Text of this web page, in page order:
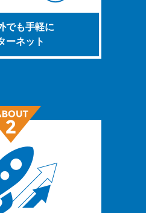
でも手軽に
ーネット